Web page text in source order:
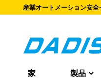
産業オートメーション安
家 製品